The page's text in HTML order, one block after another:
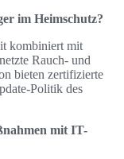
im Heimschutz?
kombiniert mit
Rauch- und
bieten zertifizierte
Politik des
mit IT-